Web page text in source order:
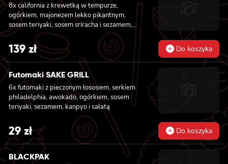
8x california z krewetką w tempurze,
ogórkiem, majonezem lekko pikantnym,
sosem teriyaki, sosem sriracha i sezamem,
masago owinięta łososiem, tuńczykiem,
węgorzem i krewetką, 8x california z
krewetką w tempurze, majonezem lekko
pikantnym, ogórkiem, sezamem i masago, 6x
futomaki z tuńczykiem, majonezem lekko
pikantnym, awokado, ogórkiem i sałatą, 6x
futomaki z surimi, majonezem lekko
pikantnym, kanpyo i ogórkiem, 6x futomaki z
krewetką w tempurze, ogórkiem, sałatą i
majonezem lekko pikantnym, 8x maki z
surimi
139 zł Do koszyka
Futomaki SAKE GRILL
6x futomaki z pieczonym łososiem, serkiem
philadelphia, awokado, ogórkiem, sosem
teriyaki, sezamem, kanpyo i sałatą
29zł Do koszyka
BLACKPAK